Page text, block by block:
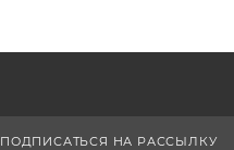
ПОДПИСАТЬСЯ НА РАССЫЛКУ